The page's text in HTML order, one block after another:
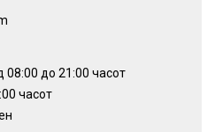
08:00 до 21:00 часот
часот